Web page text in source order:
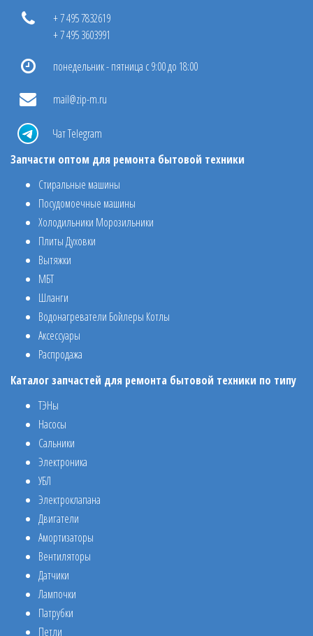
+ 7 495 7832619
+ 7 495 3603991
понедельник - пятница с 9:00 до 18:00
mail@zip-m.ru
Чат Telegram
Запчасти оптом для ремонта бытовой техники
Стиральные машины
Посудомоечные машины
Холодильники Морозильники
Плиты Духовки
Вытяжки
МБТ
Шланги
Водонагреватели Бойлеры Котлы
Аксессуары
Распродажа
Каталог запчастей для ремонта бытовой техники по типу
ТЭНы
Насосы
Сальники
Электроника
УБЛ
Электроклапана
Двигатели
Амортизаторы
Вентиляторы
Датчики
Лампочки
Патрубки
Петли